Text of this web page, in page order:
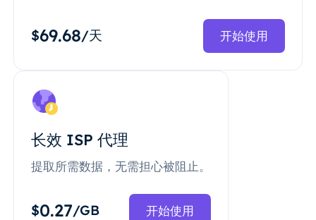
$69.68/天 开始使用
长效 ISP 代理
提取所需数据，无需担心被阻止。
$0.27/GB 开始使用